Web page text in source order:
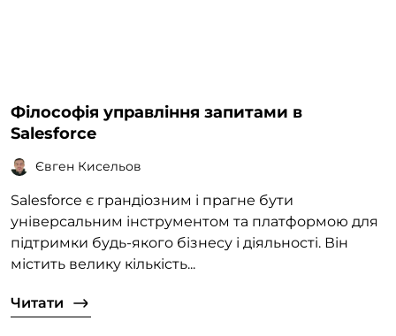
Філософія управління запитами в
Salesforce
Євген Кисельов
Salesforce є грандіозним і прагне бути
універсальним інструментом та платформою для
підтримки будь-якого бізнесу і діяльності. Він
містить велику кількість...
Читати